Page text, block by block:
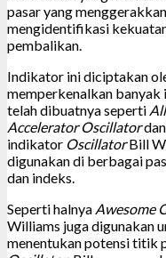
pasar yang
mengidentifikasi
pembalikan.
Indikator ini diciptakan
memperkenalkan
telah dibuatnya seperti
Accelerator Oscillatordan
indikator OscillatorBill
digunakan di berbagai
dan indeks.
Seperti halnya Awesome
Williams juga digunakan
menentukan potensi titik